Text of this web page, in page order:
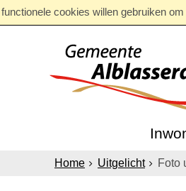
cookies willen gebruiken
Home Uitgelicht Foto